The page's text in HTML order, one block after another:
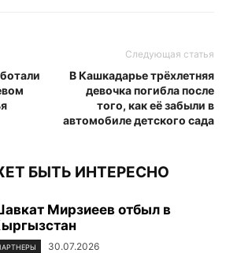
Следующая статья
В Кашкадарье трёхлетняя
девочка погибла после
того, как её забыли в
автомобиле детского сада
БЫТЬ ИНТЕРЕСНО
Мирзиеев отбыл в
30.07.2026